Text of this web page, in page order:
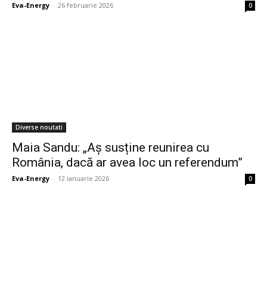
Eva-Energy - 26 februarie 2026 0
Diverse noutati
Maia Sandu: „Aș susține reunirea cu
România, dacă ar avea loc un referendum”
Eva-Energy - 12 ianuarie 2026 0